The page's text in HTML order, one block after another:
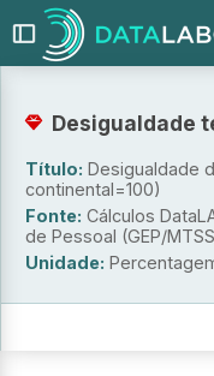
Desigualdade
Título: Desigualdade
continental=100)
Fonte: Cálculos
de Pessoal (GEP/
Unidade:
Indicador
Desigualdade de
Desigualdade de
Território